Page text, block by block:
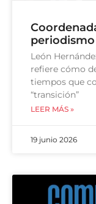
León
refiere cómo
tiempos que
“transición”
LEER MÁS »
19 junio 2026